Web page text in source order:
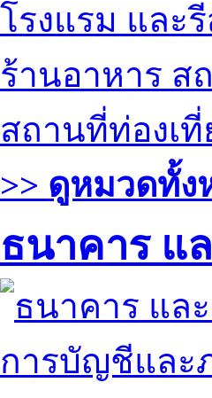
โรงแรม และ
ร้านอาหาร ส
สถานที่ท่องเที่
>> ดูหมวดทั้ง
ธนาคาร แ
การบัญชีและ